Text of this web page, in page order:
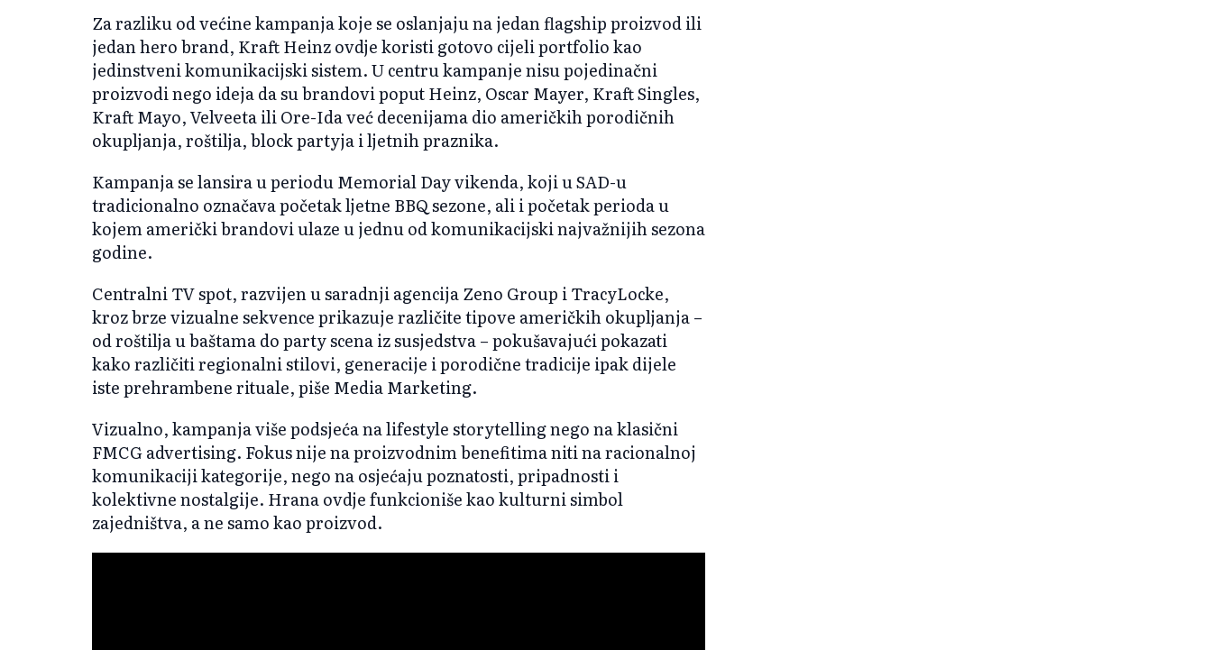
Za razliku od većine kampanja koje se oslanjaju na jedan flagship proizvod ili
jedan hero brand, Kraft Heinz ovdje koristi gotovo cijeli portfolio kao
jedinstveni komunikacijski sistem. U centru kampanje nisu pojedinačni
proizvodi nego ideja da su brandovi poput Heinz, Oscar Mayer, Kraft Singles,
Kraft Mayo, Velveeta ili Ore-Ida već decenijama dio američkih porodičnih
okupljanja, roštilja, block partyja i ljetnih praznika.
Kampanja se lansira u periodu Memorial Day vikenda, koji u SAD-u
tradicionalno označava početak ljetne BBQ sezone, ali i početak perioda u
kojem američki brandovi ulaze u jednu od komunikacijski najvažnijih sezona
godine.
Centralni TV spot, razvijen u saradnji agencija Zeno Group i TracyLocke,
kroz brze vizualne sekvence prikazuje različite tipove američkih okupljanja –
od roštilja u baštama do party scena iz susjedstva – pokušavajući pokazati
kako različiti regionalni stilovi, generacije i porodične tradicije ipak dijele
iste prehrambene rituale, piše Media Marketing.
Vizualno, kampanja više podsjeća na lifestyle storytelling nego na klasični
FMCG advertising. Fokus nije na proizvodnim benefitima niti na racionalnoj
komunikaciji kategorije, nego na osjećaju poznatosti, pripadnosti i
kolektivne nostalgije. Hrana ovdje funkcioniše kao kulturni simbol
zajedništva, a ne samo kao proizvod.